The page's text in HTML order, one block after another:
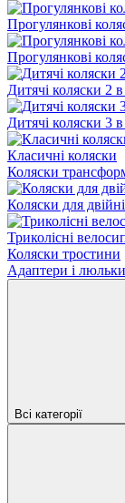
Прогулянкові
Прогулянкові
Дитячі коляски 2 в
Дитячі коляски 3 в
Класичні коляски
Коляски
Коляски для двійні
Триколісні
Коляски тростини
Адаптери і люльки
Всі категорії